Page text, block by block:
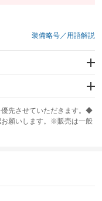
装備略号／用語解説
優先させていただきます。◆
願いします。※販売は一般